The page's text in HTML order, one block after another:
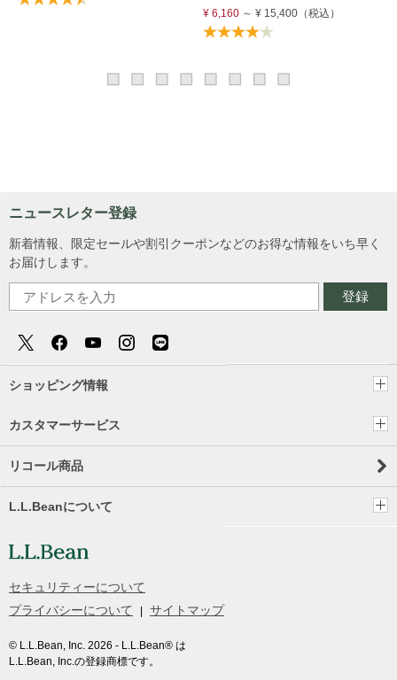
¥ 6,160 ～¥ 15,400 （税込）
ニュースレター登録
新着情報、限定セールや割引クーポンなどのお得な情報をいち早く
お届けします。
登録
ショッピング情報
カスタマーサービス
リコール商品
L.L.Beanについて
セキュリティーについて
プライバシーについて
サイトマップ
© L.L.Bean, Inc. 2026 - L.L.Bean® は
L.L.Bean, Inc.の登録商標です。